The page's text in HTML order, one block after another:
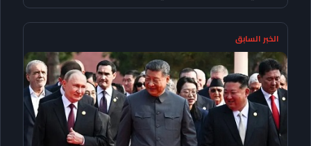
الخبر السابق